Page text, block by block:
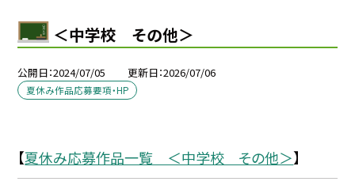
＜中学校 その他＞
公開日 2024/07/05 更新日 2026/07/06
夏休み作品応募要項・HP
【夏休み応募作品一覧 ＜中学校 その他＞】